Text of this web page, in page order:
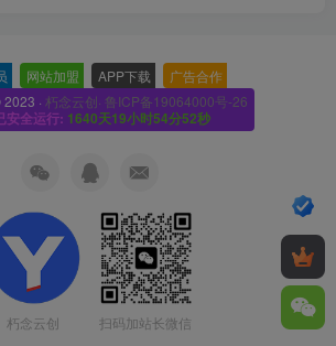
网站加盟 APP下载 广告合作
· 朽念云创· 鲁ICP备19064000号-26
安全运行: 1640天19小时54分53秒
朽念云创 扫码加站长微信